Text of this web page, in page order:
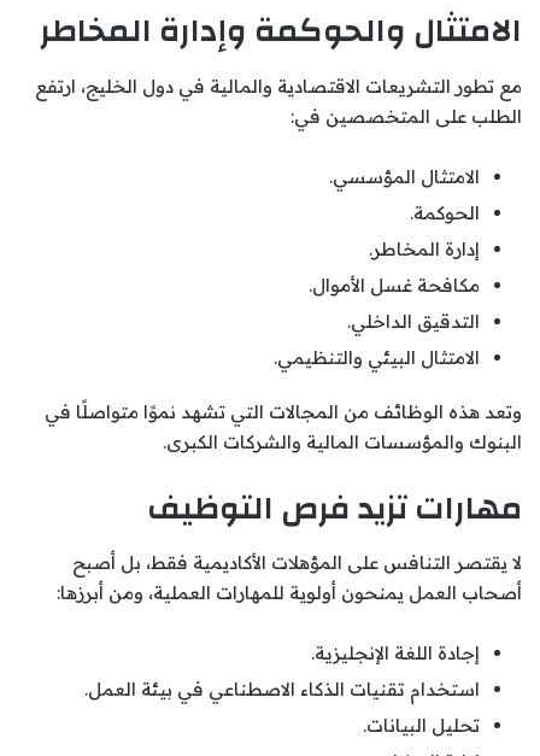
الامتثال والحوكمة وإدارة المخاطر
مع تطور التشريعات الاقتصادية والمالية في دول الخليج، ارتفع
الطلب على المتخصصين في:
الامتثال المؤسسي.
الحوكمة.
إدارة المخاطر.
مكافحة غسل الأموال.
التدقيق الداخلي.
الامتثال البيئي والتنظيمي.
وتعد هذه الوظائف من المجالات التي تشهد نموًا متواصلًا في
البنوك والمؤسسات المالية والشركات الكبرى.
مهارات تزيد فرص التوظيف
لا يقتصر التنافس على المؤهلات الأكاديمية فقط، بل أصبح
أصحاب العمل يمنحون أولوية للمهارات العملية، ومن أبرزها:
إجادة اللغة الإنجليزية.
استخدام تقنيات الذكاء الاصطناعي في بيئة العمل.
تحليل البيانات.